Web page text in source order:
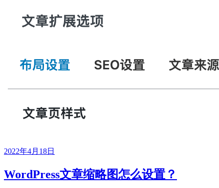
2022年4月18日
WordPress文章缩略图怎么设置？